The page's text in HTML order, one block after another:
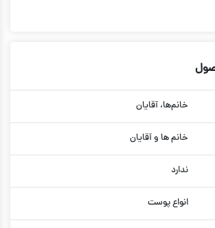
خانم‌ها، آقایان
خانم ها و آقایان
ندارد
انواع پوست